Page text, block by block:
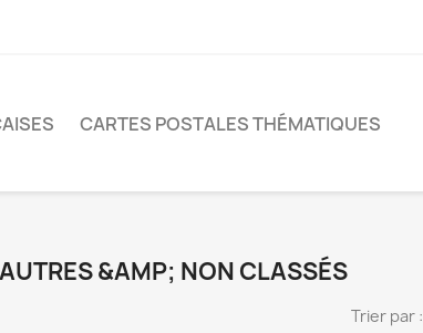
CARTES POSTALES THÉMATIQUES
&AMP; NON CLASSÉS
Trier par :